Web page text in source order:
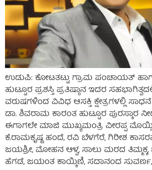
ಉಡುಪಿ: ಕೋಟತಟ್ಟು ಗ್ರಾಮ ಪಂಚಾಯತ್
ಹುಟ್ಟೂರ ಪ್ರಶಸ್ತಿ ಪ್ರತಿಷ್ಠಾನ ಇದರ
ವರುಷಗಳಿಂದ ವಿವಿಧ ಆಸಕ್ತಿ ಕ್ಷೇತ್ರಗಳಲ್ಲಿ
ಡಾ. ಶಿವರಾಮ ಕಾರಂತ ಹುಟ್ಟೂರ ಪುರಸ್ಕಾರ
ಈಗಾಗಲೇ ಮಾಜಿ ಮುಖ್ಯಮಂತ್ರಿ ವೀರಪ್ಪ
ಕೆ.ರಾಮಕೃಷ್ಣ ಹಂದೆ, ರವಿ ಬೆಳಗೆರೆ, ಗಿರೀಶ
ಜಯಶ್ರೀ, ಮೋಹನ ಆಳ್ವ, ಸಾಲು ಮರದ
ಹೆಗಡೆ, ಜಯಂತ ಕಾಯ್ಕಿಣಿ, ಸದಾನಂದ ಸುವರ್ಣ,